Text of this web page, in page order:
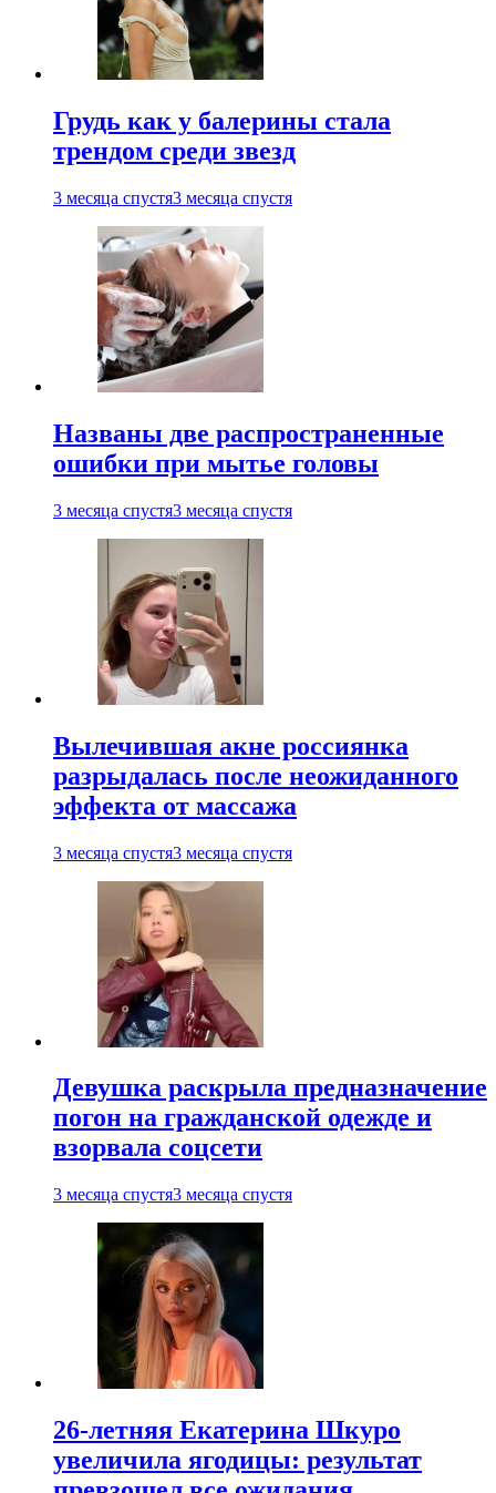
Грудь как у балерины стала
трендом среди звезд
3 месяца спустя3 месяца спустя
Названы две распространенные
ошибки при мытье головы
3 месяца спустя3 месяца спустя
Вылечившая акне россиянка
разрыдалась после неожиданного
эффекта от массажа
3 месяца спустя3 месяца спустя
Девушка раскрыла предназначение
погон на гражданской одежде и
взорвала соцсети
3 месяца спустя3 месяца спустя
26-летняя Екатерина Шкуро
увеличила ягодицы: результат